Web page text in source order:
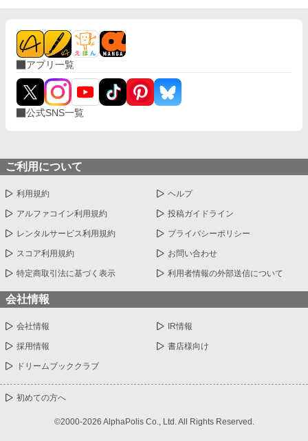
アプリ一覧
公式SNS一覧
ご利用について
利用規約 ヘルプ
アルファコイン利用規約 投稿ガイドライン
レンタルサービス利用規約 プライバシーポリシー
スコア利用規約 お問い合わせ
特定商取引法に基づく表示 利用者情報の外部送信について
会社情報
会社情報 IR情報
採用情報 書店様向け
ドリームブッククラブ
初めての方へ
©2000-2026 AlphaPolis Co., Ltd. All Rights Reserved.